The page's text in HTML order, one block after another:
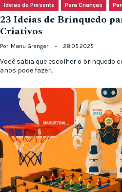
Ideias de Presente Para Crianças
23 Ideias de Brinquedo
Criativos
Por Manu Granger 28.05.2025
Você sabia que escolher o brinquedo
anos pode fazer…